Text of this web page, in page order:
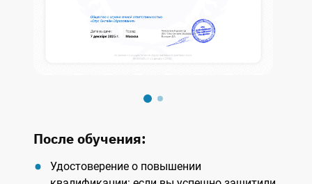
После обучения:
Удостоверение о повышении